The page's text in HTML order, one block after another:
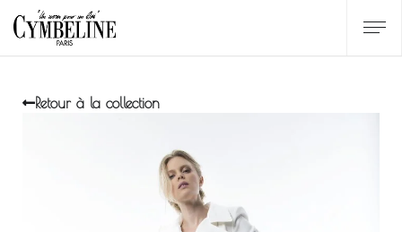
Retour à la collection